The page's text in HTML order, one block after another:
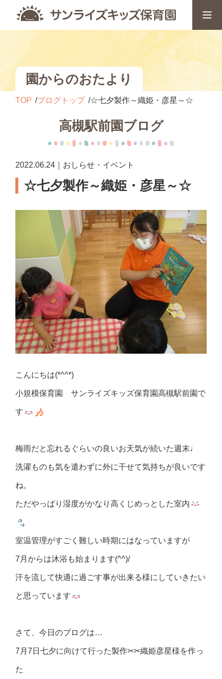
園からのおたより
TOP ブログトップ ☆七夕製作～織姫・彦星～☆
高槻駅前園ブログ
2022.06.24｜おしらせ・イベント
☆七夕製作～織姫・彦星～☆
こんにちは(*^^*)
小規模保育園 サンライズキッズ保育園高槻駅前園で
す
梅雨だと忘れるぐらいの良いお天気が続いた週末♩
洗濯ものも気を遣わずに外に干せて気持ちが良いです
ね。
ただやっぱり湿度がかなり高くじめっとした室内
室温管理がすごく難しい時期にはなっていますが
7月からは沐浴も始まります(^^)/
汗を流して快適に過ごす事が出来る様にしていきたい
と思っています
さて、今日のブログは…
7月7日七夕に向けて行った製作✂✂織姫彦星様を作っ
た